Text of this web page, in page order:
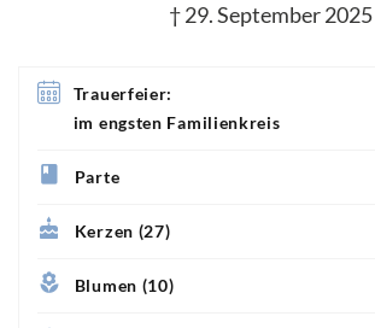
† 29. September 2025
Trauerfeier:
im engsten Familienkreis
Parte
Kerzen (27)
Blumen (10)